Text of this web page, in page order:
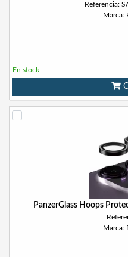
Referencia:
Marca:
En stock
PanzerGlass Hoops
Marca: